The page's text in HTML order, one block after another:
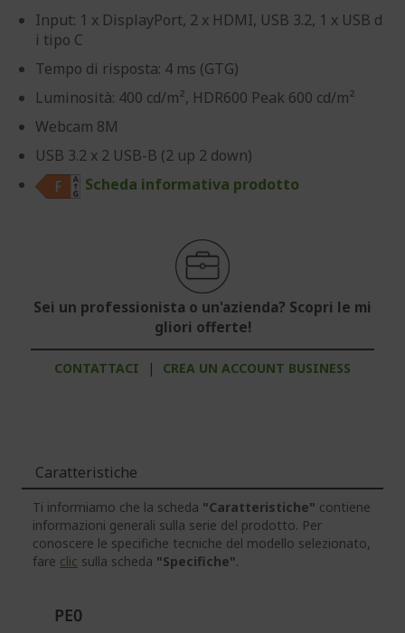
Input: 1 x DisplayPort, 2 x HDMI, USB 3.2, 1 x USB d
i tipo C
Tempo di risposta: 4 ms (GTG)
Luminosità: 400 cd/m², HDR600 Peak 600 cd/m²
Webcam 8M
USB 3.2 x 2 USB-B (2 up 2 down)
Scheda informativa prodotto
Sei un professionista o un'azienda? Scopri le mi
gliori offerte!
CONTATTACI | CREA UN ACCOUNT BUSINESS
Caratteristiche
Ti informiamo che la scheda "Caratteristiche" contiene
informazioni generali sulla serie del prodotto. Per
conoscere le specifiche tecniche del modello selezionato,
fare clic sulla scheda "Specifiche".